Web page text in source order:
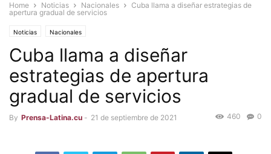
Home Noticias Nacionales
Cuba llama a diseñar estrategias de
apertura gradual de servicios
Noticias Nacionales
Cuba llama a diseñar
estrategias de apertura
gradual de servicios
By Prensa-Latina.cu - 21 de septiembre de 2021 0
460